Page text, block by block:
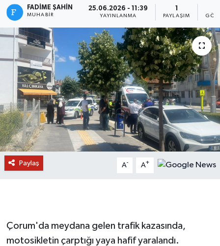
FADIME ŞAHIN
MUHABIR
25.06.2026 - 11:39
YAYINLANMA
1
PAYLAŞIM
Paylaş A- A+
Çorum'da meydana gelen trafik kazasında,
motosikletin çarptığı yaya hafif yaralandı.